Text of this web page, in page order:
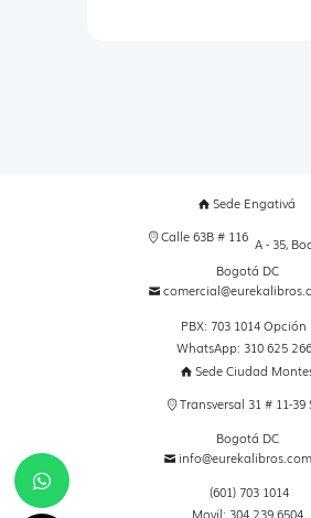
Sede Engativá
Calle 63B # 116 A - 35,
Bogotá DC
PBX: 703 1014 Opción
WhatsApp: 310 625
Sede Ciudad
Transversal 31 # 11-39
Bogotá DC
(601) 703 1014
Movil: 304 239 6504